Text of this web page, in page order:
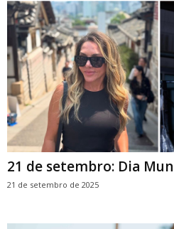
21 de setembro: Dia
21 de setembro de 2025